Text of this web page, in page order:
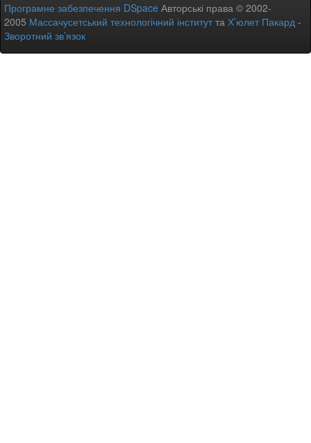
Програмне забезпечення DSpace Авторські права © 2002-
2005 Массачусетський технологічний інститутта Х’юлет Пакард -
Зворотний зв’язок